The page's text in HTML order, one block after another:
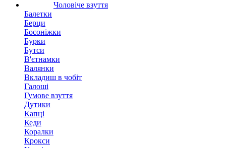
Чоловіче взуття
Балетки
Берци
Босоніжки
Бурки
Бутси
В'єтнамки
Валянки
Вкладиш в чобіт
Галоші
Гумове взуття
Дутики
Капці
Кеди
Коралки
Крокси